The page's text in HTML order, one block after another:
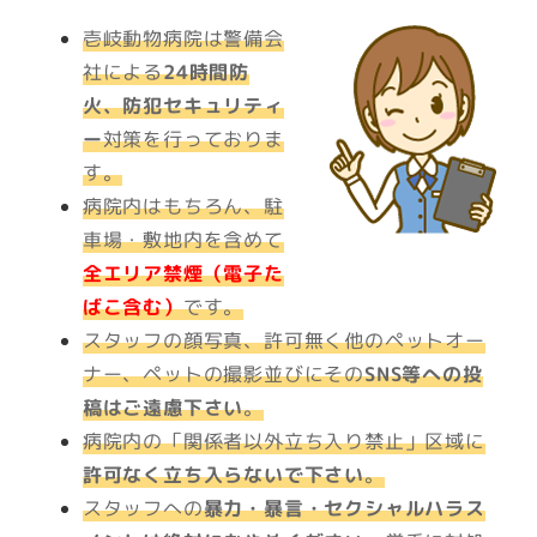
壱岐動物病院は警備会
社による24時間防
火、防犯セキュリティ
ー対策を行っておりま
す。
病院内はもちろん、駐
車場・敷地内を含めて
全エリア禁煙（電子た
ばこ含む）です。
スタッフの顔写真、許可無く他のペットオー
ナー、ペットの撮影並びにそのSNS等への投
稿はご遠慮下さい。
病院内の「関係者以外立ち入り禁止」区域に
許可なく立ち入らないで下さい。
スタッフへの暴力・暴言・セクシャルハラス